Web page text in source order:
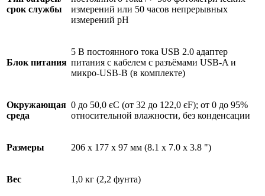
срок службы
измерений или 50 часов непрерывных
измерений pH
Блок питания
5 В постоянного тока USB 2.0 адаптер
питания с кабелем с разъёмами USB-A и
микро-USB-B (в комплекте)
Окружающая
среда
0 до 50,0 єC (от 32 до 122,0 єF); от 0 до 95%
относительной влажности, без конденсации
Размеры 206 x 177 x 97 мм (8.1 x 7.0 x 3.8 ")
Вес 1,0 кг (2,2 фунта)